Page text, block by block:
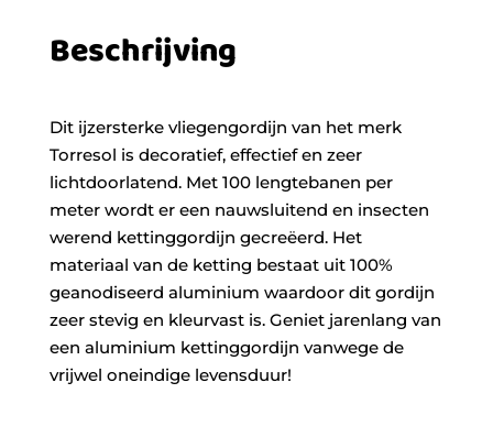
Beschrijving
Dit ijzersterke vliegengordijn van het merk
Torresol is decoratief, effectief en zeer
lichtdoorlatend. Met 100 lengtebanen per
meter wordt er een nauwsluitend en insecten
werend kettinggordijn gecreëerd. Het
materiaal van de ketting bestaat uit 100%
geanodiseerd aluminium waardoor dit gordijn
zeer stevig en kleurvast is. Geniet jarenlang van
een aluminium kettinggordijn vanwege de
vrijwel oneindige levensduur!